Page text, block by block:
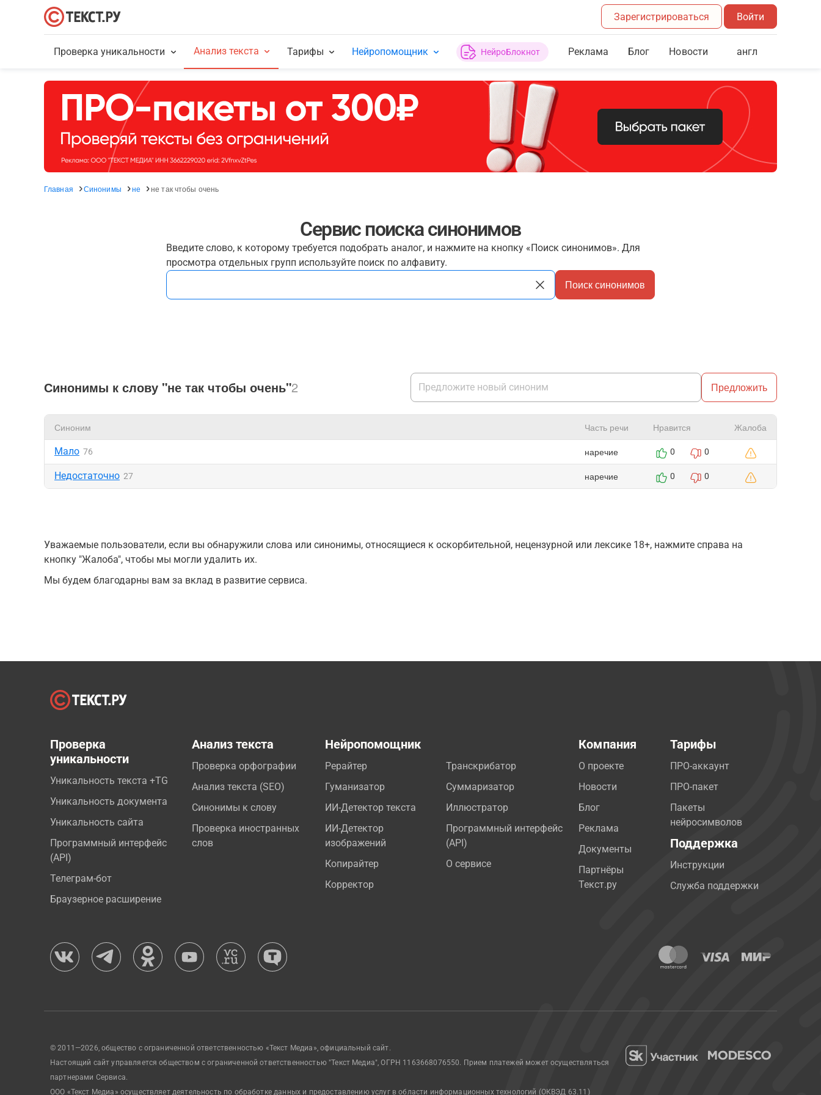
Зарегистрироваться Войти
Проверка уникальности Анализ текста Тарифы Нейропомощник НейроБлокнот Реклама Блог Новости англ
Главная Синонимы не не так чтобы очень
Сервис поиска синонимов
Введите слово, к которому требуется подобрать аналог, и нажмите на кнопку «Поиск синонимов». Для
просмотра отдельных групп используйте поиск по алфавиту.
Поиск синонимов
Синонимы к слову "не так чтобы очень"2 Предложить
Синоним Часть речи Нравится Жалоба
Мало 76 наречие 0 0
Недостаточно 27 наречие 0 0
Уважаемые пользователи, если вы обнаружили слова или синонимы, относящиеся к оскорбительной, нецензурной или лексике 18+, нажмите справа на
кнопку "Жалоба", чтобы мы могли удалить их.
Мы будем благодарны вам за вклад в развитие сервиса.
Проверка
уникальности
Уникальность текста +TG
Уникальность документа
Уникальность сайта
Программный интерфейс
(API)
Телеграм-бот
Браузерное расширение
Анализ текста
Проверка орфографии
Анализ текста (SEO)
Синонимы к слову
Проверка иностранных
слов
Нейропомощник
Рерайтер
Гуманизатор
ИИ-Детектор текста
ИИ-Детектор
изображений
Копирайтер
Корректор
Транскрибатор
Суммаризатор
Иллюстратор
Программный интерфейс
(API)
О сервисе
Компания
О проекте
Новости
Блог
Реклама
Документы
Партнёры
Текст.ру
Тарифы
ПРО-аккаунт
ПРО-пакет
Пакеты
нейросимволов
Поддержка
Инструкции
Служба поддержки
© 2011—2026, общество с ограниченной ответственностью «Текст Медиа», официальный сайт.
Настоящий сайт управляется обществом с ограниченной ответственностью "Текст Медиа", ОГРН 1163668076550. Прием платежей может осуществляться
партнерами Сервиса.
ООО «Текст Медиа» осуществляет деятельность по обработке данных и предоставлению услуг в области информационных технологий (ОКВЭД 63.11)